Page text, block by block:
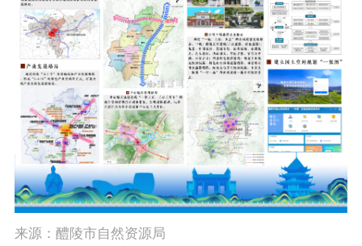
来源：醴陵市自然资源局